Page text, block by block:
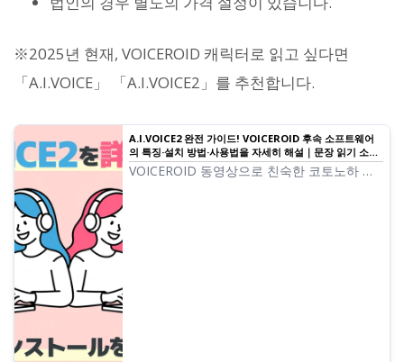
※2025년 현재, VOICEROID 캐릭터로 읽고 싶다면
「A.I.VOICE」 「A.I.VOICE2」를 추천합니다.
A.I.VOICE2 완전 가이드! VOICEROID 후속 소프트웨어
의 특징·설치 방법·사용법을 자세히 해설｜문장 읽기 소프
트웨어 Ondoku
VOICEROID 동영상으로 친숙한 코토노하 아